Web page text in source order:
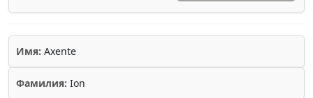
Имя: Axente
Фамилия: Ion